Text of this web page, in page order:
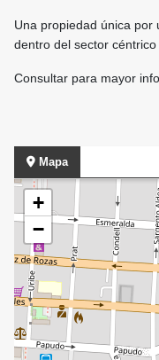
Una propiedad única por
dentro del sector céntrico
Consultar para mayor
Mapa
+
−